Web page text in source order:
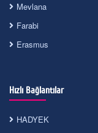
Mevlana
Farabi
Erasmus
Hızlı Bağlantılar
HADYEK